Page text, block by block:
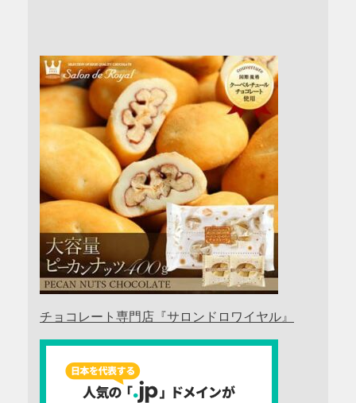
チョコレート専門店『サロンドロワイヤル』